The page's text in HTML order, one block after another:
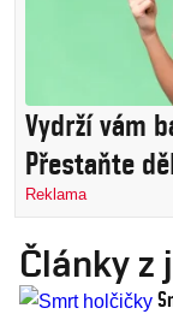
Vydrží vám
Přestaňte
Reklama
Články